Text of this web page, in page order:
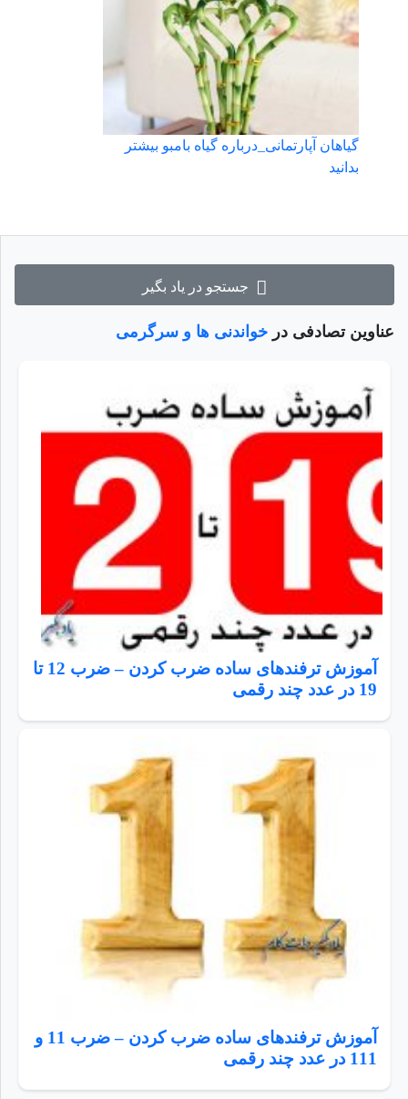
جستجو در یاد بگیر
عناوین تصادفی در خواندنی ها و سرگرمی
آموزش ترفندهای ساده ضرب کردن – ضرب 12 تا
19 در عدد چند رقمی
آموزش ترفندهای ساده ضرب کردن – ضرب 11 و
111 در عدد چند رقمی
گیاهان آپارتمانی_درباره گیاه بامبو بیشتر
بدانید